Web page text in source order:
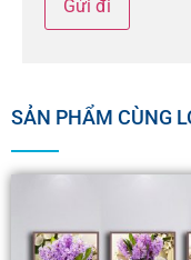
SẢN PHẨM CÙNG